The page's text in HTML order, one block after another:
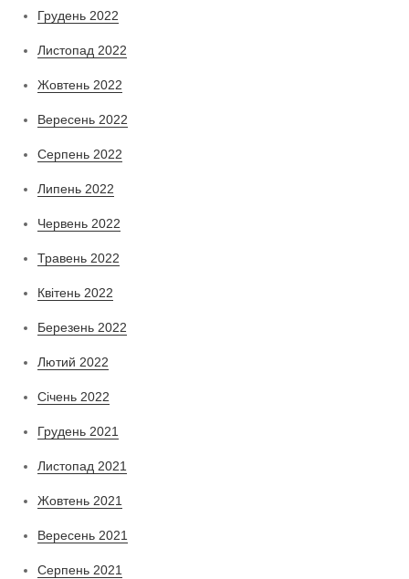
Грудень 2022
Листопад 2022
Жовтень 2022
Вересень 2022
Серпень 2022
Липень 2022
Червень 2022
Травень 2022
Квітень 2022
Березень 2022
Лютий 2022
Січень 2022
Грудень 2021
Листопад 2021
Жовтень 2021
Вересень 2021
Серпень 2021